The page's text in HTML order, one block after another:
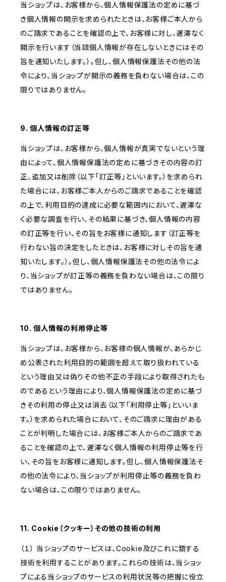
当ショップは、お客様から、個人情報保護法の定めに基づ
き個人情報の開示を求められたときは、お客様ご本人から
のご請求であることを確認の上で、お客様に対し、遅滞なく
開示を行います（当該個人情報が存在しないときにはその
旨を通知いたします。）。但し、個人情報保護法その他の法
令により、当ショップが開示の義務を負わない場合は、この
限りではありません。
9. 個人情報の訂正等
当ショップは、お客様から、個人情報が真実でないという理
由によって、個人情報保護法の定めに基づきその内容の訂
正、追加又は削除（以下「訂正等」といいます。）を求められ
た場合には、お客様ご本人からのご請求であることを確認
の上で、利用目的の達成に必要な範囲内において、遅滞な
く必要な調査を行い、その結果に基づき、個人情報の内容
の訂正等を行い、その旨をお客様に通知します（訂正等を
行わない旨の決定をしたときは、お客様に対しその旨を通
知いたします。）。但し、個人情報保護法その他の法令によ
り、当ショップが訂正等の義務を負わない場合は、この限り
ではありません。
10. 個人情報の利用停止等
当ショップは、お客様から、お客様の個人情報が、あらかじ
め公表された利用目的の範囲を超えて取り扱われている
という理由又は偽りその他不正の手段により取得されたも
のであるという理由により、個人情報保護法の定めに基づ
きその利用の停止又は消去（以下「利用停止等」といいま
す。）を求められた場合において、そのご請求に理由がある
ことが判明した場合には、お客様ご本人からのご請求であ
ることを確認の上で、遅滞なく個人情報の利用停止等を行
い、その旨をお客様に通知します。但し、個人情報保護法そ
の他の法令により、当ショップが利用停止等の義務を負わ
ない場合は、この限りではありません。
11. Cookie（クッキー）その他の技術の利用
（１） 当ショップのサービスは、Cookie及びこれに類する
技術を利用することがあります。これらの技術は、当ショッ
プによる当ショップのサービスの利用状況等の把握に役立